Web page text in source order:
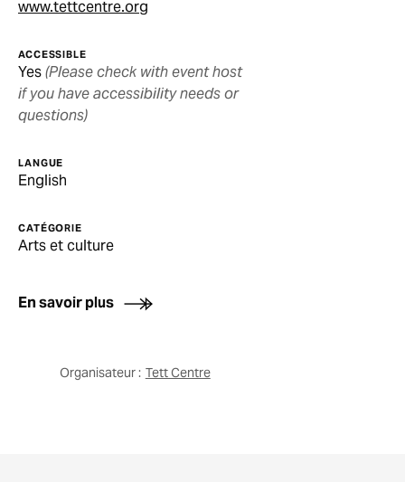
www.tettcentre.org
ACCESSIBLE
Yes(Please check with event host
if you have accessibility needs or
questions)
LANGUE
English
CATÉGORIE
Arts et culture
En savoir plus
Organisateur : Tett Centre